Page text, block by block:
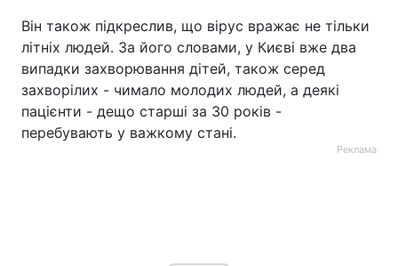
Він також підкреслив, що вірус вражає не тільки
літніх людей. За його словами, у Києві вже два
випадки захворювання дітей, також серед
захворілих - чимало молодих людей, а деякі
пацієнти - дещо старші за 30 років -
перебувають у важкому стані.
Реклама